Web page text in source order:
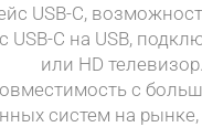
USB-C,
USB-C на USB,
или HD телевизор.
с
систем на